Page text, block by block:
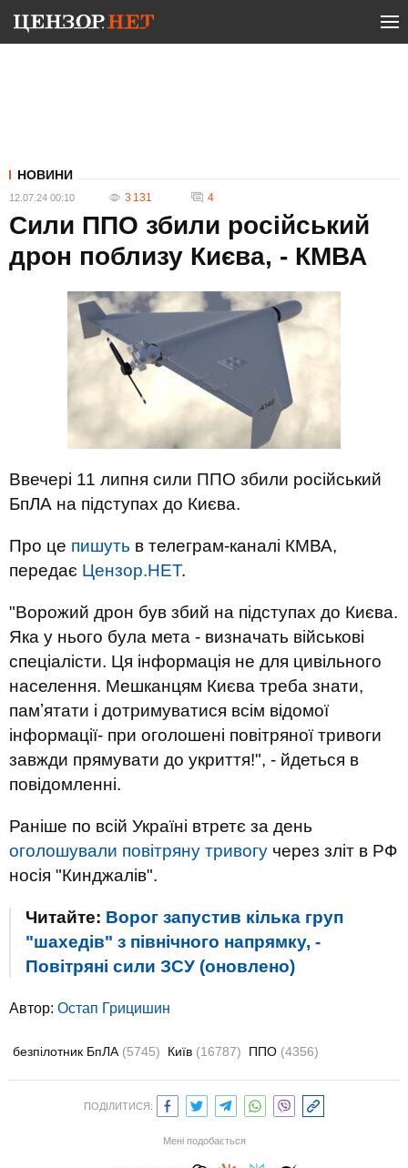
НОВИНИ
12.07.24 00:10 3 131 4
Сили ППО збили російський
дрон поблизу Києва, - КМВА
Ввечері 11 липня сили ППО збили російський
БпЛА на підступах до Києва.
Про це пишуть в телеграм-каналі КМВА,
передає Цензор.НЕТ.
"Ворожий дрон був збий на підступах до Києва.
Яка у нього була мета - визначать військові
спеціалісти. Ця інформація не для цивільного
населення. Мешканцям Києва треба знати,
памʼятати і дотримуватися всім відомої
інформації- при оголошені повітряної тривоги
завжди прямувати до укриття!", - йдеться в
повідомленні.
Раніше по всій Україні втретє за день
оголошували повітряну тривогу через зліт в РФ
носія "Кинджалів".
Читайте: Ворог запустив кілька груп
"шахедів" з північного напрямку, -
Повітряні сили ЗСУ (оновлено)
Автор: Остап Грицишин
безпілотник БпЛА (5745) Київ (16787) ППО (4356)
ПОДІЛИТИСЯ:
Мені подобається